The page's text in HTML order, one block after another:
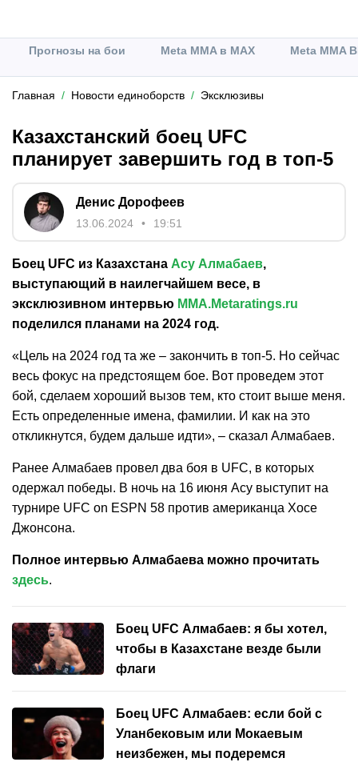
Прогнозы на бои Meta MMA в MAX Meta MMA
Главная Новости единоборств Эксклюзивы
Казахстанский боец UFC
планирует завершить год в топ-5
Денис Дорофеев
13.06.2024 19:51
Боец UFC из Казахстана Асу Алмабаев,
выступающий в наилегчайшем весе, в
эксклюзивном интервью MMA.Metaratings.ru
поделился планами на 2024 год.
«Цель на 2024 год та же – закончить в топ-5. Но сейчас
весь фокус на предстоящем бое. Вот проведем этот
бой, сделаем хороший вызов тем, кто стоит выше меня.
Есть определенные имена, фамилии. И как на это
откликнутся, будем дальше идти», – сказал Алмабаев.
Ранее Алмабаев провел два боя в UFC, в которых
одержал победы. В ночь на 16 июня Асу выступит на
турнире UFC on ESPN 58 против американца Хосе
Джонсона.
Полное интервью Алмабаева можно прочитать
здесь.
Боец UFC Алмабаев: я бы хотел,
чтобы в Казахстане везде были
флаги
Боец UFC Алмабаев: если бой с
Уланбековым или Мокаевым
неизбежен, мы подеремся